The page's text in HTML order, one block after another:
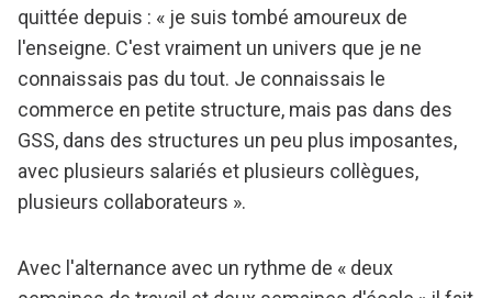
quittée depuis : « je suis tombé amoureux de
l'enseigne. C'est vraiment un univers que je ne
connaissais pas du tout. Je connaissais le
commerce en petite structure, mais pas dans des
GSS, dans des structures un peu plus imposantes,
avec plusieurs salariés et plusieurs collègues,
plusieurs collaborateurs ».
Avec l'alternance avec un rythme de « deux